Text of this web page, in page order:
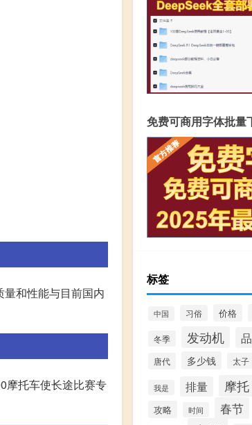
和性能与目前国内
摩托车使长途比赛专
免费可商用字体批量
标签
中国 习俗 价格
冬季 发动机
唐代 多少钱 太子
我是 排量 摩托
攻略 时间 春节